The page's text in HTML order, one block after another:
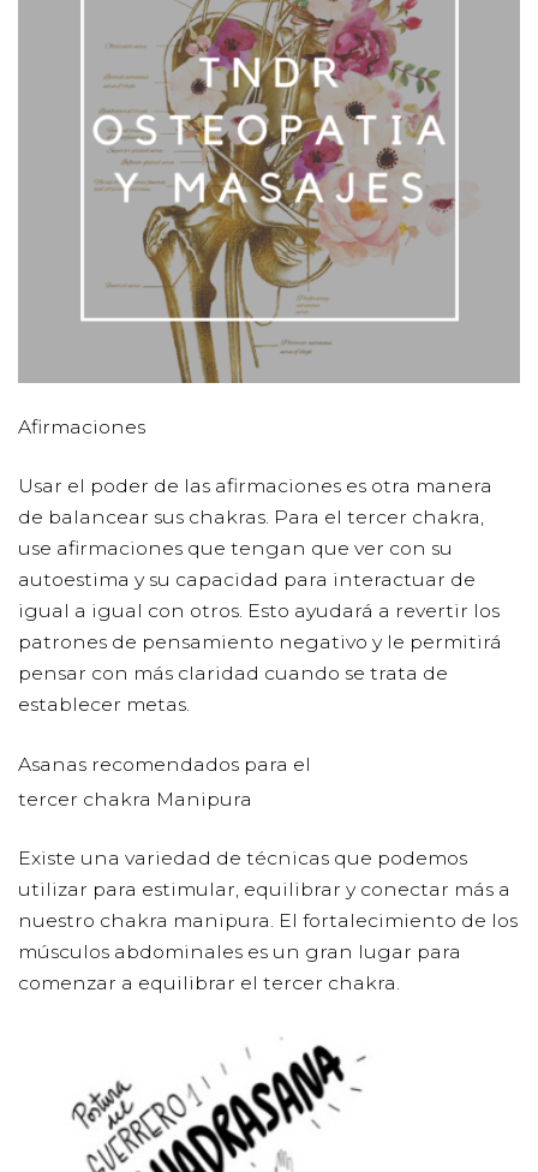
Afirmaciones
Usar el poder de las afirmaciones es otra manera
de balancear sus chakras. Para el tercer chakra,
use afirmaciones que tengan que ver con su
autoestima y su capacidad para interactuar de
igual a igual con otros. Esto ayudará a revertir los
patrones de pensamiento negativo y le permitirá
pensar con más claridad cuando se trata de
establecer metas.
Asanas recomendados para el
tercer chakra Manipura
Existe una variedad de técnicas que podemos
utilizar para estimular, equilibrar y conectar más a
nuestro chakra manipura. El fortalecimiento de los
músculos abdominales es un gran lugar para
comenzar a equilibrar el tercer chakra.